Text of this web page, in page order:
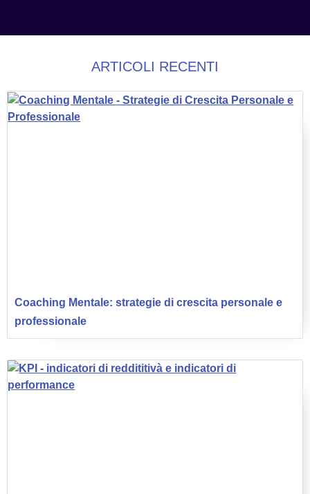
ARTICOLI RECENTI
Coaching Mentale: strategie di crescita personale e
professionale